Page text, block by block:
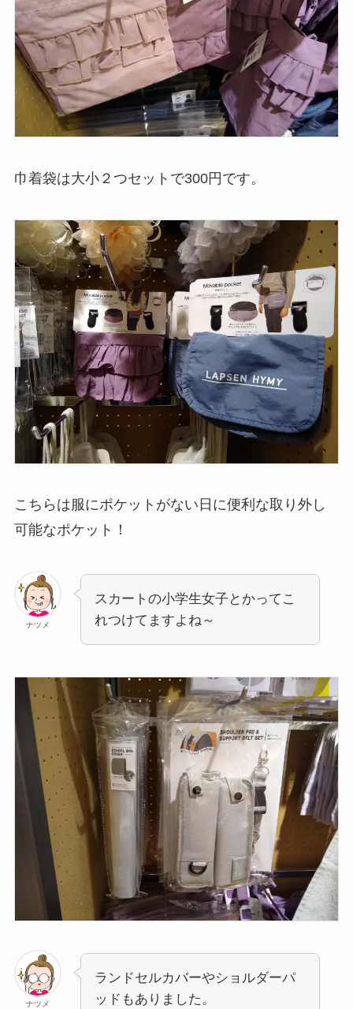
巾着袋は大小２つセットで300円です。
こちらは服にポケットがない日に便利な取り外し
可能なポケット！
ナツメ
スカートの小学生女子とかってこ
れつけてますよね～
ナツメ
ランドセルカバーやショルダーパ
ッドもありました。